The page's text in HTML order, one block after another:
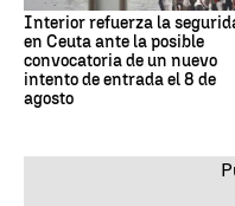
Interior refuerza la
en Ceuta ante la posible
convocatoria de un nuevo
intento de entrada el 8 de
agosto